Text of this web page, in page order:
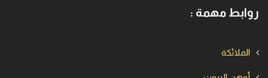
روابط مهمة :
الملائكة